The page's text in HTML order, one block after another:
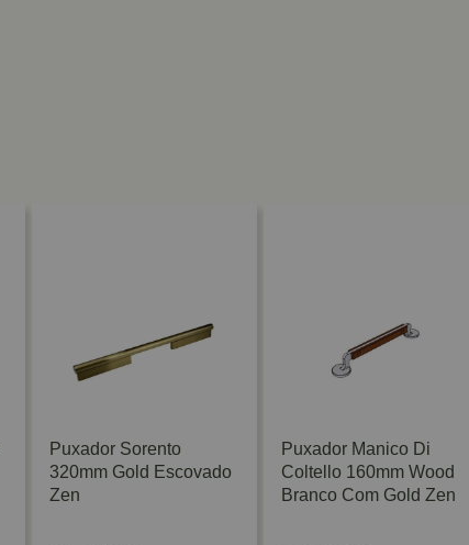
Puxador Sorento
320mm Gold Escovado
Zen
Puxador Manico Di
Coltello 160mm Wood
Branco Com Gold Zen